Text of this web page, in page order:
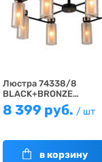
Люстра 74338/8
BLACK+BRONZE…
8 399 руб. / шт
в корзину